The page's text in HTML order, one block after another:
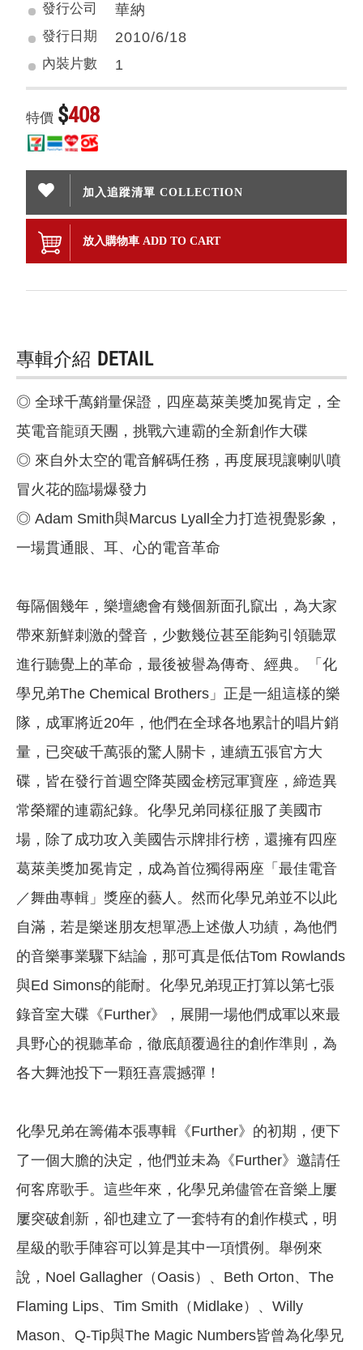
發行公司
華納
發行日期 2010/6/18
內裝片數 1
特價 $408
加入追蹤清單 COLLECTION
放入購物車 ADD TO CART
專輯介紹 DETAIL
◎ 全球千萬銷量保證，四座葛萊美獎加冕肯定，全
英電音龍頭天團，挑戰六連霸的全新創作大碟
◎ 來自外太空的電音解碼任務，再度展現讓喇叭噴
冒火花的臨場爆發力
◎ Adam Smith與Marcus Lyall全力打造視覺影象，
一場貫通眼、耳、心的電音革命
每隔個幾年，樂壇總會有幾個新面孔竄出，為大家
帶來新鮮刺激的聲音，少數幾位甚至能夠引領聽眾
進行聽覺上的革命，最後被譽為傳奇、經典。「化
學兄弟The Chemical Brothers」正是一組這樣的樂
隊，成軍將近20年，他們在全球各地累計的唱片銷
量，已突破千萬張的驚人關卡，連續五張官方大
碟，皆在發行首週空降英國金榜冠軍寶座，締造異
常榮耀的連霸紀錄。化學兄弟同樣征服了美國市
場，除了成功攻入美國告示牌排行榜，還擁有四座
葛萊美獎加冕肯定，成為首位獨得兩座「最佳電音
／舞曲專輯」獎座的藝人。然而化學兄弟並不以此
自滿，若是樂迷朋友想單憑上述傲人功績，為他們
的音樂事業驟下結論，那可真是低估Tom Rowlands
與Ed Simons的能耐。化學兄弟現正打算以第七張
錄音室大碟《Further》，展開一場他們成軍以來最
具野心的視聽革命，徹底顛覆過往的創作準則，為
各大舞池投下一顆狂喜震撼彈！
化學兄弟在籌備本張專輯《Further》的初期，便下
了一個大膽的決定，他們並未為《Further》邀請任
何客席歌手。這些年來，化學兄弟儘管在音樂上屢
屢突破創新，卻也建立了一套特有的創作模式，明
星級的歌手陣容可以算是其中一項慣例。舉例來
說，Noel Gallagher（Oasis）、Beth Orton、The
Flaming Lips、Tim Smith（Midlake）、Willy
Mason、Q-Tip與The Magic Numbers皆曾為化學兄